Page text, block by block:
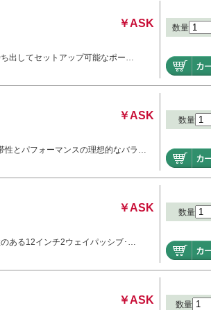
￥ASK
出してセットアップ可能なポー…
数量
￥ASK
性とパフォーマンスの理想的なバラ…
数量
￥ASK
ある12インチ2ウェイパッシブ･…
数量
￥ASK 数量